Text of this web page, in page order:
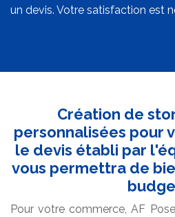
un devis. Votre satisfaction est
Création de
personnalisées pour
le devis établi par
vous permettra de
Pour votre commerce, AF